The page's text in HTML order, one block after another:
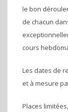
le bon
de chacun
cours
Les dates de
et à mesure
Places